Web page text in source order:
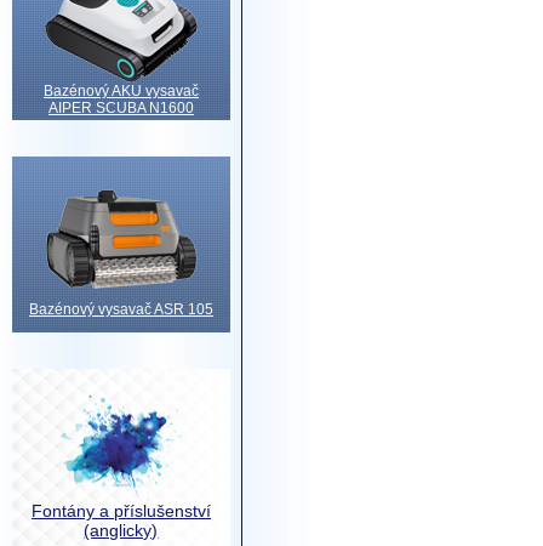
Bazénový AKU vysavač
AIPER SCUBA N1600
Bazénový vysavač ASR 105
Fontány a příslušenství
(anglicky)